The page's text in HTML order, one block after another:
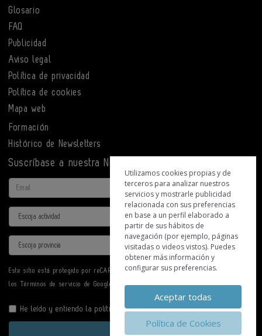
Glosario
FAQ
Publicidad
Aviso legal
Política de privacidad
Política de cookies
Mapa web
Formación
Histórico de Newsletters
Suscríbase a nuestra Newsletter
Email
Actividad
Provincia
Este sitio está protegido por reCAPTCHA y se aplican laPolítica de privacidad
los Términos de servicio de Google.
He leído y entiendo lapolítica de privacidad
Enviar
Utilizamos cookies propias y de
terceros para analizar nuestros
servicios y mostrarle publicidad
relacionada con sus preferencias
en base a un perfil elaborado a
partir de sus hábitos de
navegación (por ejemplo, páginas
visitadas o videos vistos). Puedes
obtener más información y
configurar sus preferencias.
Aceptar todas
Política de Cookies